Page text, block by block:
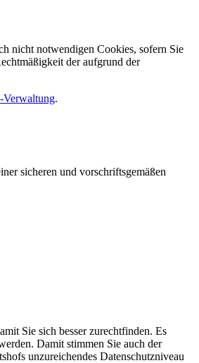
nicht notwendigen Cookies, sofern Sie
der aufgrund der
Verwaltung​.
sicheren und vorschriftsgemäßen
Sie sich besser zurechtfinden. Es
Damit stimmen Sie auch der
unzureichendes Datenschutzniveau